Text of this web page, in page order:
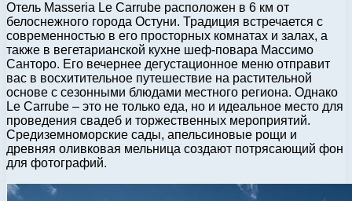
Отель Masseria Le Carrube расположен в 6 км от
белоснежного города Остуни. Традиция встречается с
современностью в его просторных комнатах и залах, а
также в вегетарианской кухне шеф-повара Массимо
Санторо. Его вечернее дегустационное меню отправит
вас в восхитительное путешествие на растительной
основе с сезонными блюдами местного региона. Однако
Le Carrube – это не только еда, но и идеальное место для
проведения свадеб и торжественных мероприятий.
Средиземноморские сады, апельсиновые рощи и
древняя оливковая мельница создают потрясающий фон
для фотографий.